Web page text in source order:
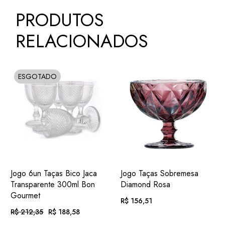
PRODUTOS
RELACIONADOS
ESGOTADO
SOLD
ADIC.
FAVORITOS
VER
Jogo 6un Taças Bico Jaca
Transparente 300ml Bon
Gourmet
R$212,35
O R$ 188,58
O
ADIC.
FAVORITOS
VER
Jogo Taças Sobremesa
Diamond Rosa
R$156,51